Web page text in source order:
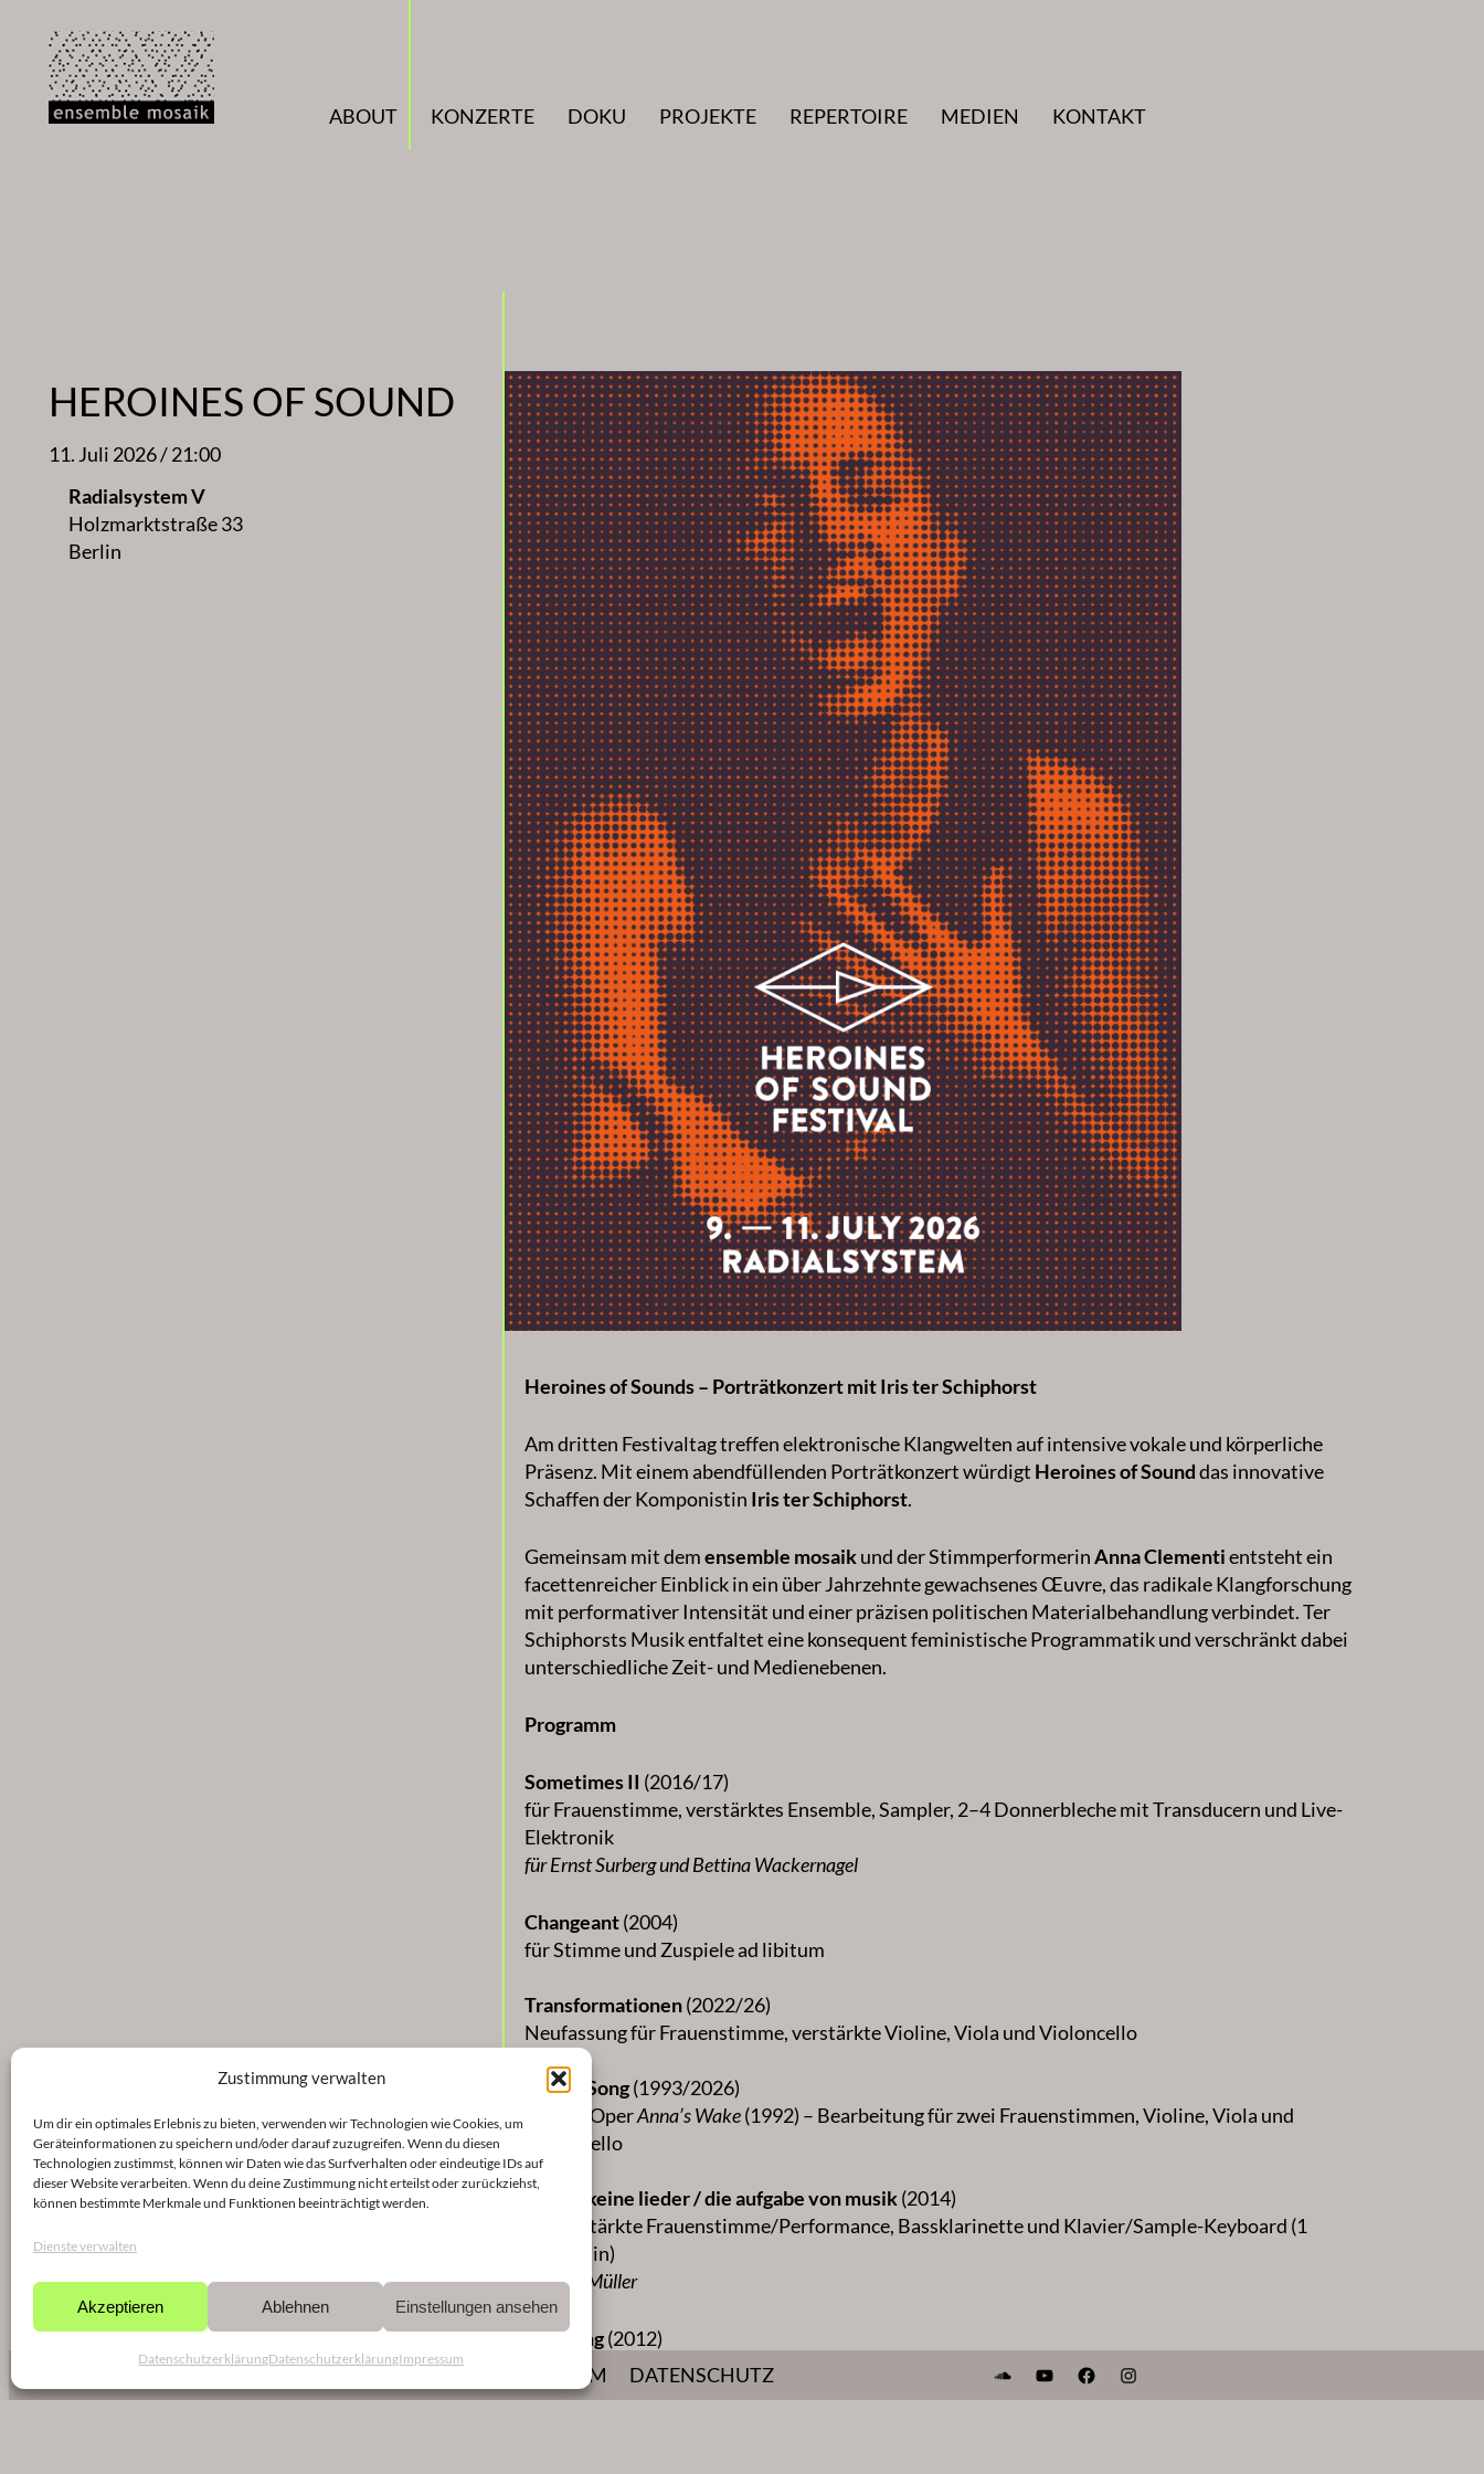
Zustimmung verwalten
Um dir ein optimales Erlebnis zu bieten, verwenden wir Technologien wie Cookies, um
Geräteinformationen zu speichern und/oder darauf zuzugreifen. Wenn du diesen
Technologien zustimmst, können wir Daten wie das Surfverhalten oder eindeutige IDs auf
dieser Website verarbeiten. Wenn du deine Zustimmung nicht erteilst oder zurückziehst,
können bestimmte Merkmale und Funktionen beeinträchtigt werden.
Dienste verwalten
Akzeptieren Ablehnen Einstellungen ansehen
DatenschutzerklärungDatenschutzerklärungImpressum
Inhalt
springen
ABOUT
KONZERTE DOKU PROJEKTE REPERTOIRE MEDIEN KONTAKT
HEROINES OF SOUND
11. Juli 2026 / 21:00
Radialsystem V
Holzmarktstraße 33
Berlin
Heroines of Sounds – Porträtkonzert mit Iris ter Schiphorst
Am dritten Festivaltag treffen elektronische Klangwelten auf intensive vokale und körperliche
Präsenz. Mit einem abendfüllenden Porträtkonzert würdigt Heroines of Sounddas innovative
Schaffen der Komponistin Iris ter Schiphorst.
Gemeinsam mit demensemble mosaikund der StimmperformerinAnna Clementientsteht ein
facettenreicher Einblick in ein über Jahrzehnte gewachsenes Œuvre, das radikale Klangforschung
mit performativer Intensität und einer präzisen politischen Materialbehandlung verbindet. Ter
Schiphorsts Musik entfaltet eine konsequent feministische Programmatik und verschränkt dabei
unterschiedliche Zeit- und Medienebenen.
Programm
Sometimes II (2016/17)
für Frauenstimme, verstärktes Ensemble, Sampler, 2–4 Donnerbleche mit Transducern und Live-
Elektronik
für Ernst Surberg und Bettina Wackernagel
Changeant(2004)
für Stimme und Zuspiele ad libitum
Transformationen(2022/26)
Neufassung für Frauenstimme, verstärkte Violine, Viola und Violoncello
Anna’s Song(1993/2026)
aus der OperAnna’s Wake(1992) – Bearbeitung für zwei Frauenstimmen, Violine, Viola und
Violoncello
meine-keine lieder / die aufgabe von musik(2014)
für verstärkte Frauenstimme/Performance, Bassklarinette und Klavier/Sample-Keyboard (1
Spieler*in)
für Inge Müller
Breaking(2012)
für verstärktes Ensemble, Sampler und Live-Elektronik
IMPRESSUM DATENSCHUTZ SoundCloud
YouTubeFacebookInstagram